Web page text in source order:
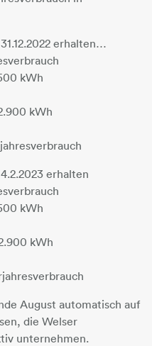
erhalten…
kWh
kWh
erhalten
kWh
kWh
August automatisch auf
die Welser
unternehmen.